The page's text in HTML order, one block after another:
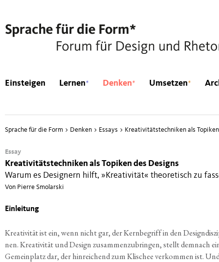
Einsteigen Lernen* Denken* Umsetzen*
Sprache für die Form > Denken > Essays > Kreativitätstechniken als
Essay
Kreativitätstechniken als Topiken des Designs
Warum es Designern hilft, »Kreativität« theoretisch zu
Von Pierre Smolarski
Ein­lei­tung
Krea­ti­vi­tät ist ein, wenn nicht gar, der Kern­be­griff in den
nen. Krea­ti­vi­tät und Design zusam­men­zu­brin­gen, stellt dem­nach
Gemein­platz dar, der hin­rei­chend zum Kli­schee ver­kom­men ist.